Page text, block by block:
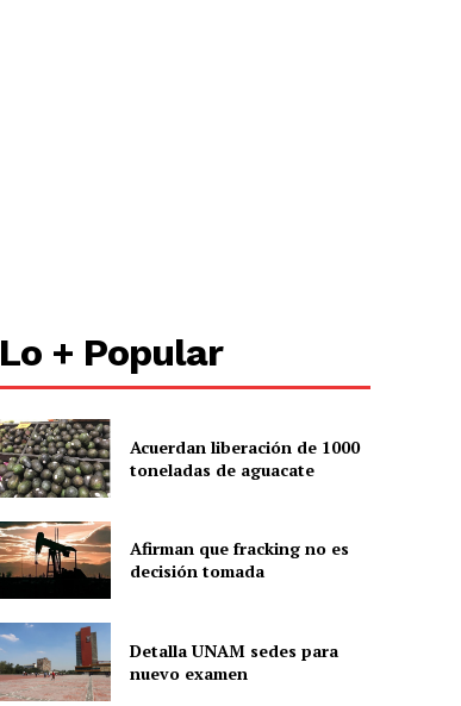
Lo + Popular
Acuerdan liberación de 1000
toneladas de aguacate
Afirman que fracking no es
decisión tomada
Detalla UNAM sedes para
nuevo examen